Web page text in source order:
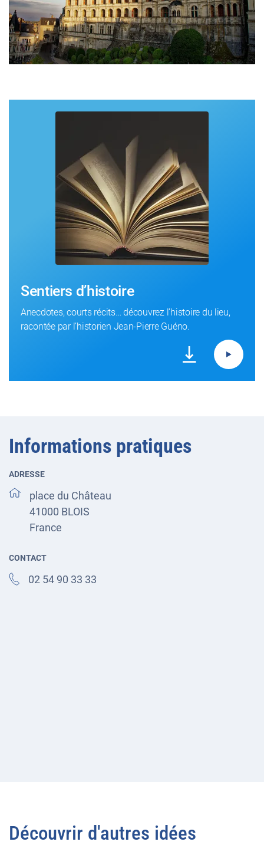
Sentiers d’histoire
Anecdotes, courts récits… découvrez l’histoire du lieu,
racontée par l’historien Jean-Pierre Guéno.
Informations pratiques
ADRESSE
place du Château
41000 BLOIS
France
CONTACT
02 54 90 33 33
Découvrir d'autres idées